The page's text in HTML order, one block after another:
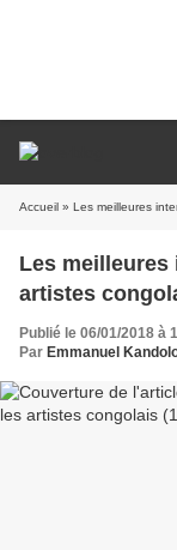
Accueil » Les meilleures
Les
artistes
Publié le 06/01/2018 à
Par Emmanuel